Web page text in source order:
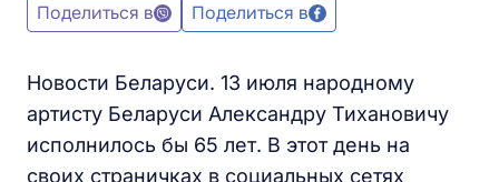
Поделиться в
Поделиться в
Новости Беларуси. 13 июля народному
артисту Беларуси Александру Тихановичу
исполнилось бы 65 лет. В этот день на
своих страничках в социальных сетях